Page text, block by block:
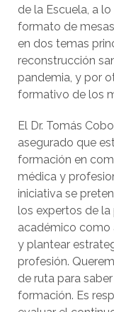
de la Escuela, a
formato de
en dos temas
reconstrucción
pandemia, y por
formativo de los
El Dr. Tomás
asegurado que
formación en
médica y
iniciativa se
los expertos de
académico como
y plantear
profesión.
de ruta para
formación. Es